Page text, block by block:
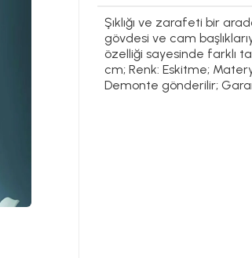
Şıklığı ve zarafeti bir
gövdesi ve cam
özelliği sayesinde farklı
cm; Renk: Eskitme;
Demonte gönderilir;